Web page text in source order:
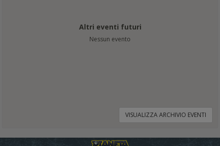
Altri eventi futuri
Nessun evento
VISUALIZZA ARCHIVIO EVENTI